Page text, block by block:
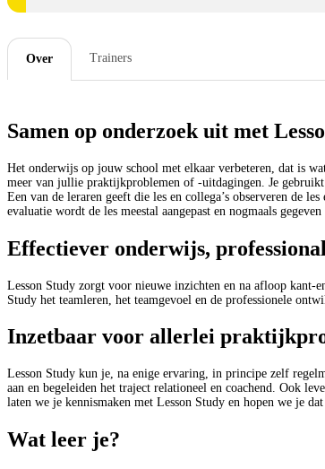
Over Trainers
Samen op onderzoek uit met
Het onderwijs op jouw school met elkaar verbeteren, dat is
meer van jullie praktijkproblemen of -uitdagingen. Je
Een van de leraren geeft die les en collega’s observeren de
evaluatie wordt de les meestal aangepast en nogmaals gegeven
Effectiever onderwijs,
Lesson Study zorgt voor nieuwe inzichten en na afloop kant-
Study het teamleren, het teamgevoel en de professionele
Inzetbaar voor allerlei
Lesson Study kun je, na enige ervaring, in principe zelf
aan en begeleiden het traject relationeel en coachend. Ook
laten we je kennismaken met Lesson Study en hopen we je
Wat leer je?